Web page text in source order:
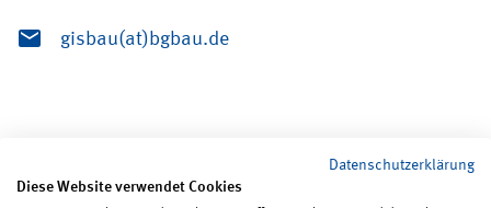
gisbau(at)bgbau.de
Datenschutzerklärung
Diese Website verwendet Cookies